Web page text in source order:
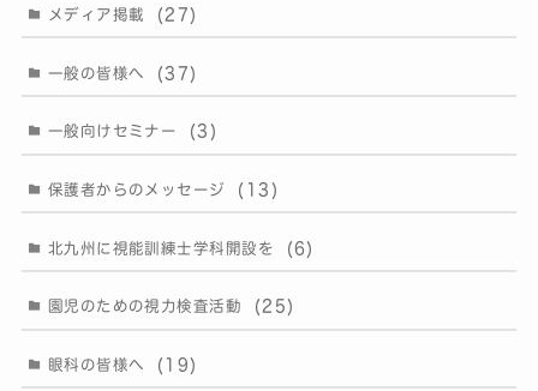
メディア掲載 (27)
一般の皆様へ (37)
一般向けセミナー (3)
保護者からのメッセージ (13)
北九州に視能訓練士学科開設を (6)
園児のための視力検査活動 (25)
眼科の皆様へ (19)